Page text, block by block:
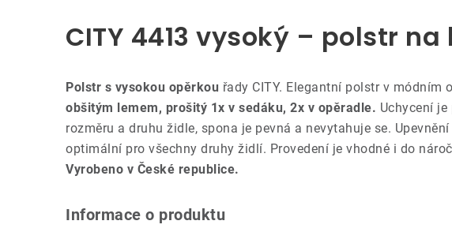
CITY 4413 vysoký – polstr
Polstr s vysokou opěrkou řady CITY. Elegantní polstr v módním
obšitým lemem, prošitý 1x v sedáku, 2x v opěradle. Uchycení
rozměru a druhu židle, spona je pevná a nevytahuje se.
optimální pro všechny druhy židlí. Provedení je vhodné i do
Vyrobeno v České republice.
Informace o produktu